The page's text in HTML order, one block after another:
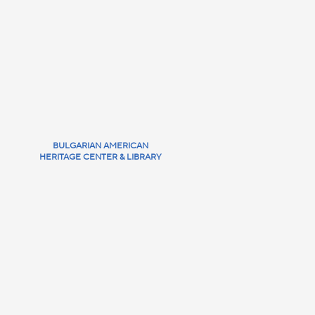
BULGARIAN AMERICAN
HERITAGE CENTER & LIBRARY